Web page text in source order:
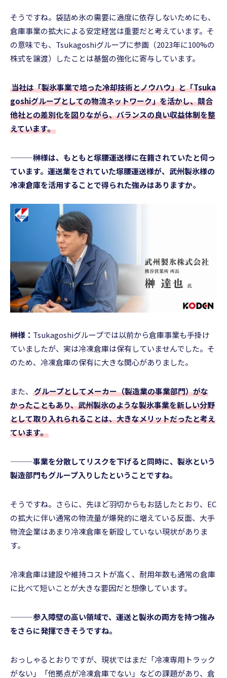
そうですね。袋詰め氷の需要に過度に依存しないためにも、
倉庫事業の拡大による安定経営は重要だと考えています。そ
の意味でも、Tsukagoshiグループに参画（2023年に100%の
株式を譲渡）したことは基盤の強化に寄与しています。
当社は「製氷事業で培った冷却技術とノウハウ」と「Tsuka
goshiグループとしての物流ネットワーク」を活かし、競合
他社との差別化を図りながら、バランスの良い収益体制を整
えています。
———榊様は、もともと塚腰運送様に在籍されていたと伺っ
ています。運送業をされていた塚腰運送様が、武州製氷様の
冷凍倉庫を活用することで得られた強みはありますか。
榊様： Tsukagoshiグループでは以前から倉庫事業も手掛け
ていましたが、実は冷凍倉庫は保有していませんでした。そ
のため、冷凍倉庫の保有に大きな関心がありました。
また、 グループとしてメーカー（製造業の事業部門）がな
かったこともあり、武州製氷のような製氷事業を新しい分野
として取り入れられることは、大きなメリットだったと考え
ています。
———事業を分散してリスクを下げると同時に、製氷という
製造部門もグループ入りしたということですね。
そうですね。さらに、先ほど羽切からもお話したとおり、EC
の拡大に伴い通常の物流量が爆発的に増えている反面、大手
物流企業はあまり冷凍倉庫を新設していない現状がありま
す。
冷凍倉庫は建設や維持コストが高く、耐用年数も通常の倉庫
に比べて短いことが大きな要因だと想像しています。
———参入障壁の高い領域で、運送と製氷の両方を持つ強み
をさらに発揮できそうですね。
おっしゃるとおりですが、現状ではまだ「冷凍専用トラック
がない」「他拠点が冷凍倉庫でない」などの課題があり、倉